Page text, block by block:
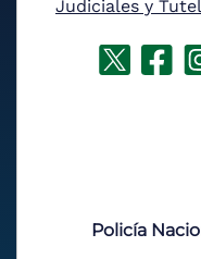
Judiciales y
Policía